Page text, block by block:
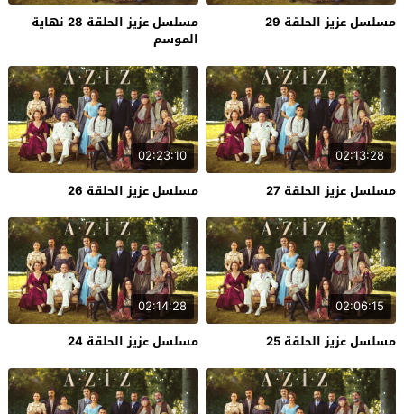
مسلسل عزيز الحلقة 29
مسلسل عزيز الحلقة 28 نهاية
الموسم
02:13:28
مسلسل عزيز الحلقة 27
02:23:10
مسلسل عزيز الحلقة 26
02:06:15
مسلسل عزيز الحلقة 25
02:14:28
مسلسل عزيز الحلقة 24